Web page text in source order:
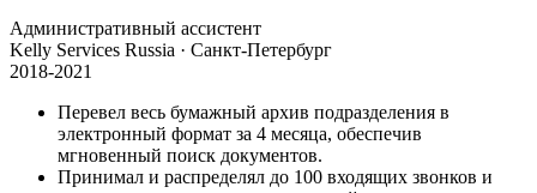
Административный ассистент
Kelly Services Russia · Санкт-Петербург
2018-2021
Перевел весь бумажный архив подразделения в
электронный формат за 4 месяца, обеспечив
мгновенный поиск документов.
Принимал и распределял до 100 входящих звонков и